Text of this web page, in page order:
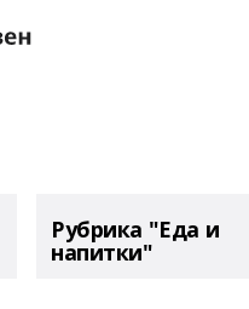
Рубрика "Еда и
напитки"